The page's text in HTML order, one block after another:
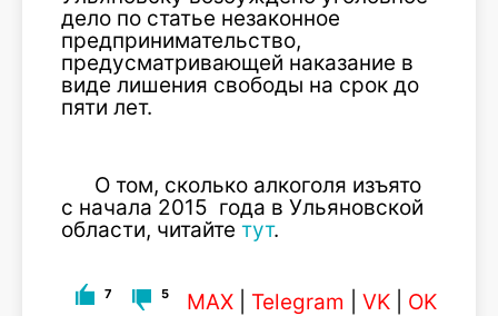
дело по статье незаконное
предпринимательство,
предусматривающей наказание в
виде лишения свободы на срок до
пяти лет.
О том, сколько алкоголя изъято
с начала 2015 года в Ульяновской
области, читайте тут.
7 5 MAX Telegram VK OK